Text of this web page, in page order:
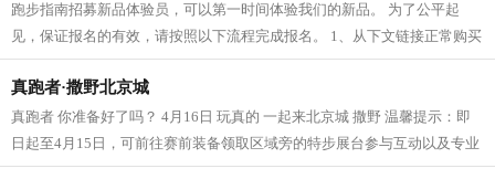
跑步指南招募新品体验员，可以第一时间体验我们的新品。 为了公平起
见，保证报名的有效，请按照以下流程完成报名。 1、从下文链接正常购买
2条长裤 复制这条信息，打开手机淘宝...
真跑者·撒野北京城
真跑者 你准备好了吗？ 4月16日 玩真的 一起来北京城 撒野 温馨提示：即
日起至4月15日，可前往赛前装备领取区域旁的特步展台参与互动以及专业
教练的跑步指导课程和约跑活动，学习...